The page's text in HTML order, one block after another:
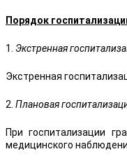
Порядок
1. Экстренная
Экстренная
2. Плановая
При госпитализации
медицинского